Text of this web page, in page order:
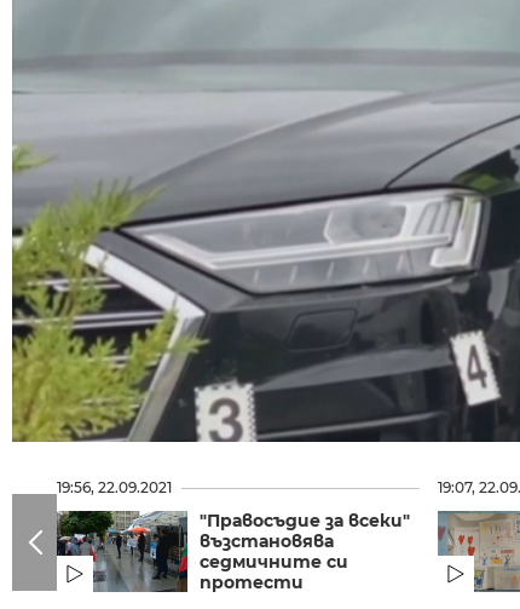
19:56, 22.09.2021
"Правосъдие за всеки"
възстановява
седмичните си
протести
19:07,